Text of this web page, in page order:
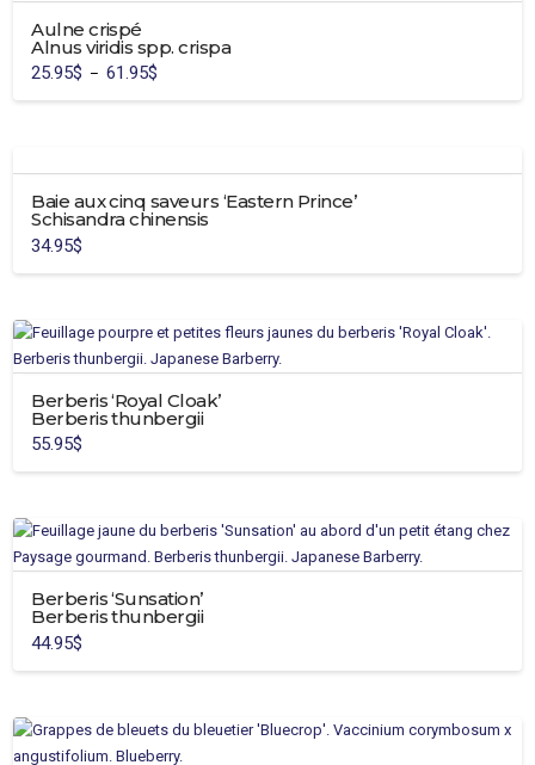
Aulne crispé
Alnus viridis spp. crispa
25.95$ – 61.95$
prix :
plusieurs
variations.
Les
options
peuvent
choisies
sur
page
du
Baie aux cinq saveurs ‘Eastern Prince’
Schisandra chinensis
34.95$
Berberis ‘Royal Cloak’
Berberis thunbergii
55.95$
Berberis ‘Sunsation’
Berberis thunbergii
44.95$